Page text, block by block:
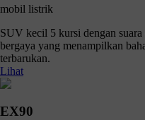
mobil listrik
SUV kecil 5 kursi dengan
bergaya yang menampilkan
terbarukan.
Lihat
EX90